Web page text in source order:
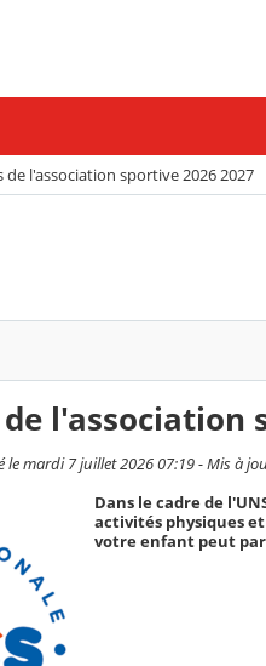
de l'association sportive 2026 2027
l'association
le mardi 7 juillet 2026 07:19 - Mis à
Dans le cadre de
activités physiques
votre enfant peut